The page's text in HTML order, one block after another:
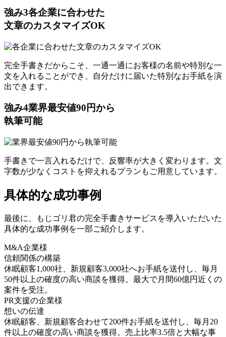
強み3各企業に合わせた
文章のカスタマイズOK
完全手書きだからこそ、一通一通にお客様の名前や特別な一
文を入れることができ、自分だけに届いた特別なお手紙を演
出できます。
強み4業界最安値90円から
執筆可能
手書きで一言入れるだけで、反響率が大きく変わります。文
字数が少なくコストを抑えれるプランもご用意しています。
具体的な成功事例
最後に、もじゴリ君の完全手書きサービスを導入いただいた
具体的な成功事例を一部ご紹介します。
M&A企業様
信頼関係の構築
休眠顧客1,000社、新規顧客3,000社へお手紙を送付し、毎月
50件以上の確度の高い商談を獲得。最大で月間60億円近くの
案件を受注。
PR支援の企業様
想いの伝達
休眠顧客、新規顧客合わせて200件お手紙を送付し、毎月20
件以上の確度の高い商談を獲得。売上比率3.5倍と大幅な事